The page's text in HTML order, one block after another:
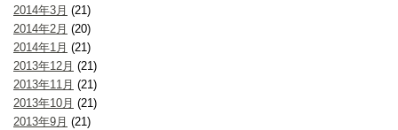
2014年3月 (21)
2014年2月 (20)
2014年1月 (21)
2013年12月 (21)
2013年11月 (21)
2013年10月 (21)
2013年9月 (21)